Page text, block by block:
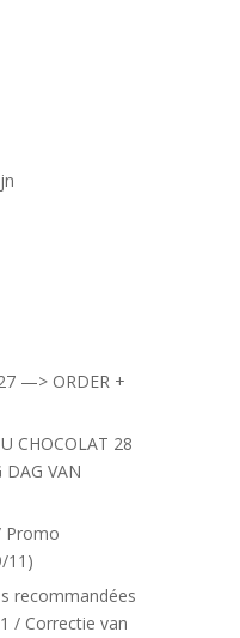
—> ORDER +
CHOCOLAT 28
VAN
Promo
11)
recommandées
/ Correctie van